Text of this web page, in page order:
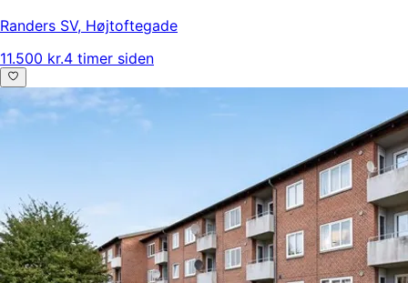
Randers SV, Højtoftegade
11.500 kr.4 timer siden